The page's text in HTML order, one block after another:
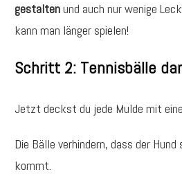
gestaltenund auch nur wenige
kann man länger spielen!
Schritt 2: Tennisbälle
Jetzt deckst du jede Mulde mit
Die Bälle verhindern, dass der
kommt.